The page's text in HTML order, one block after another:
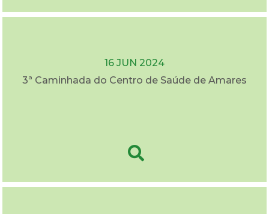
16 JUN 2024
3ª Caminhada do Centro de Saúde de Amares